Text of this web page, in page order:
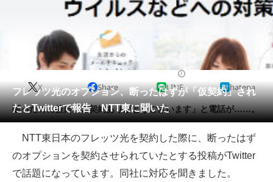
地域
会員記事
メディア
注目記事を集めた総合ページ
ITの今と未来を見通す
フレッツ光のオプション、断ったはずが「仮契約」され
たとTwitterで報告 NTT東に聞いた
X Share LINE hatena
断ったのに後日「ご契約ありがとうございます」と電話が……。
NTT東日本のフレッツ光を契約した際に、断ったはず
のオプションを契約させられていたとする投稿がTwitter
で話題になっています。同社に対応を聞きました。